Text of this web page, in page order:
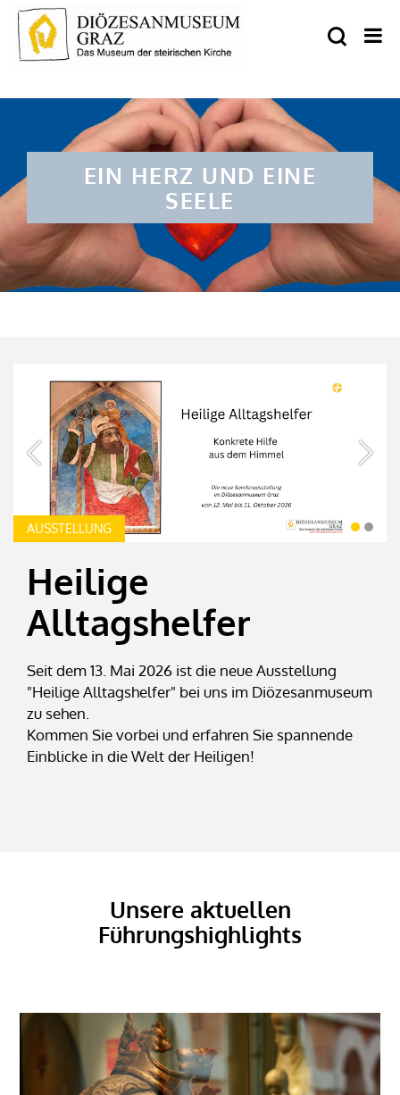
EIN HERZ UND EINE
SEELE
AUSSTELLUNG
Heilige
Alltagshelfer
Seit dem 13. Mai 2026 ist die neue Ausstellung
"Heilige Alltagshelfer" bei uns im Diözesanmuseum
zu sehen.
Kommen Sie vorbei und erfahren Sie spannende
Einblicke in die Welt der Heiligen!
Unsere aktuellen
Führungshighlights